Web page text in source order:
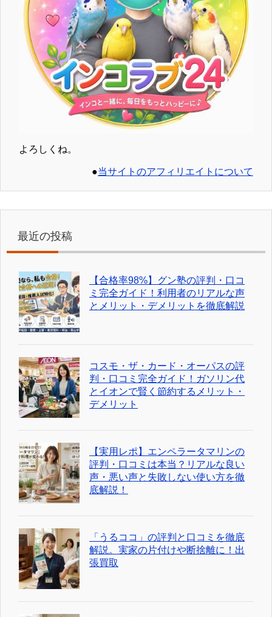
よろしくね。
●当サイトのアフィリエイトについて
最近の投稿
【合格率98%】グン塾の評判・口コ
ミ完全ガイド！利用者のリアルな声
とメリット・デメリットを徹底解説
コスモ・ザ・カード・オーパスの評
判・口コミ完全ガイド！ガソリン代
とイオンで賢く節約するメリット・
デメリット
【実用レポ】エンペラータマリンの
評判・口コミは本当？リアルな良い
声・悪い声と失敗しない使い方を徹
底解説！
「うるココ」の評判と口コミを徹底
解説。実家の片付けや断捨離に！出
張買取